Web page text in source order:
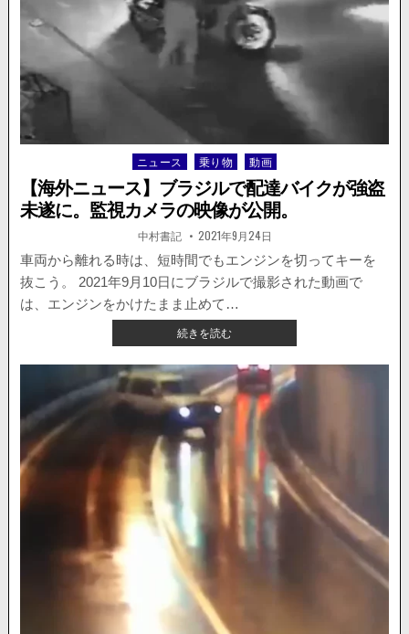
店
で
強
男。
店
員
と
客
か
ボ
コ
ボ
コ
れ
る。
Posted
in
ニュース 乗り物 動画
【海外ニュース】ブラジルで配達バイクが強盗
未遂に。監視カメラの映像が公開。
著
者:
中村書記 掲
載
日：
2021年9月24日
車両から離れる時は、短時間でもエンジンを切ってキーを
抜こう。 2021年9月10日にブラジルで撮影された動画で
は、エンジンをかけたまま止めて…
続きを読む【海
外
ニ
ュ
ー
ス】
ブ
ジ
配